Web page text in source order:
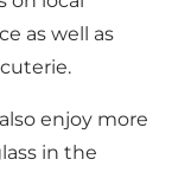
as well as
enjoy more
in the